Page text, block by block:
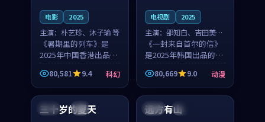
电影 2025
主演： 朴艺珍、沐子瑜 等
《暑期里的列车》是
2025年中国香港出品的
科幻新作，主创团队希
望用城市夜归人的故事
让观众停下来想一想。
朴艺珍领衔，沐子瑜担
任重要角色，郑书延的
80,581 9.4 科幻
电视剧 2025
主演： 邵知白、吉田美琴
等
《一封来自首尔的信》
是2025年韩国出品的动
漫新作，主创团队希望
用高考往事的故事让观
众停下来想一想。邵知
重要角色，谢承南的
80,669 9.0 动漫
法国 4K
三十岁的夏天 法国 独播
远方有山